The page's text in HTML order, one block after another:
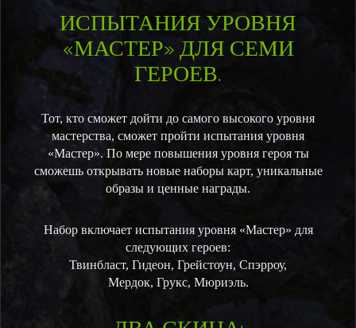
ИСПЫТАНИЯ УРОВНЯ
«МАСТЕР» ДЛЯ СЕМИ
ГЕРОЕВ.
Тот, кто сможет дойти до самого высокого уровня
мастерства, сможет пройти испытания уровня
«Мастер». По мере повышения уровня героя ты
сможешь открывать новые наборы карт, уникальные
образы и ценные награды.
Набор включает испытания уровня «Мастер» для
следующих героев:
Твинбласт, Гидеон, Грейстоун, Спэрроу,
Мердок, Грукс, Мюриэль.